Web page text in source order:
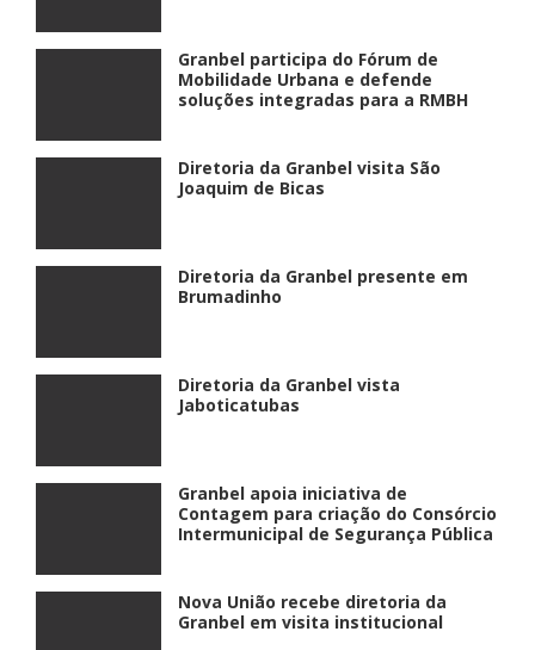
Granbel participa do Fórum de
Mobilidade Urbana e defende
soluções integradas para a RMBH
Diretoria da Granbel visita São
Joaquim de Bicas
Diretoria da Granbel presente em
Brumadinho
Diretoria da Granbel vista
Jaboticatubas
Granbel apoia iniciativa de
Contagem para criação do Consórcio
Intermunicipal de Segurança Pública
Nova União recebe diretoria da
Granbel em visita institucional